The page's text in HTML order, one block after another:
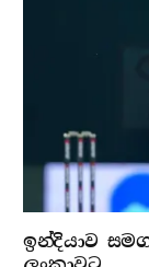
ඉන්දියාව